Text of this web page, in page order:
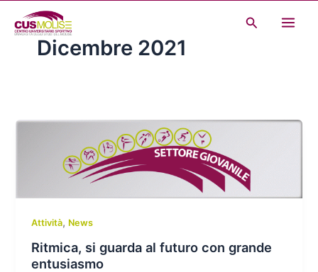
contenuto
Cerca
Dicembre 2021
Attività, News
Ritmica, si guarda al futuro con grande
entusiasmo